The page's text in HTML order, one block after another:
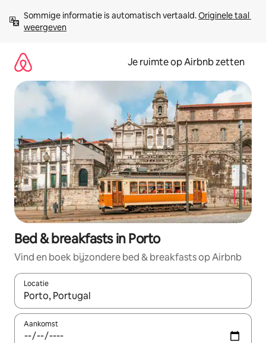
direct
naar
Sommige informatie is automatisch vertaald. Originele taal
weergeven
Je ruimte op Airbnb zetten
Bed & breakfasts in Porto
Vind en boek bijzondere bed & breakfasts op Airbnb
Locatie
Wanneer er suggesties beschikbaar zijn, maak je een keuze
Aankomst